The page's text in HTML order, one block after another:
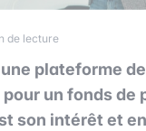
de lecture
plateforme de
un fonds de
son intérêt et